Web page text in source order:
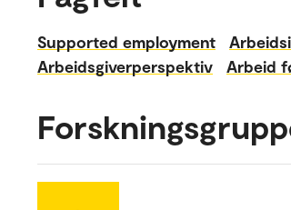
Supported employment
Arbeidsgiverperspektiv
Arbeid